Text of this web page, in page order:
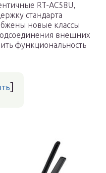
RT-AC58U,
стандарта
новые классы
внешних
функциональность
]